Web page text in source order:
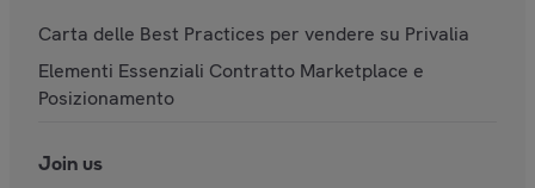
Carta delle Best Practices per vendere su Privalia
Elementi Essenziali Contratto Marketplace e
Posizionamento
Join us